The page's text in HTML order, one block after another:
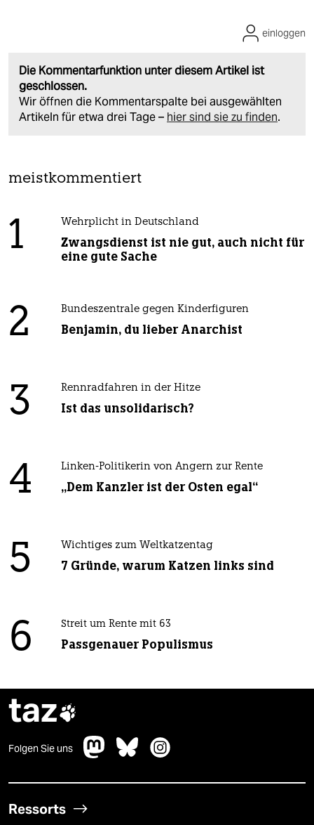
Die Kommentarfunktion unter diesem Artikel ist
geschlossen.
Wir öffnen die Kommentarspalte bei ausgewählten
Artikeln für etwa drei Tage – hier sind sie zu finden.
einloggen
meistkommentiert
1 Wehrplicht in Deutschland
Zwangsdienst ist nie gut, auch nicht für
eine gute Sache
2 Bundeszentrale gegen Kinderfiguren
Benjamin, du lieber Anarchist
3 Rennradfahren in der Hitze
Ist das unsolidarisch?
4 Linken-Politikerin von Angern zur Rente
„Dem Kanzler ist der Osten egal“
5 Wichtiges zum Weltkatzentag
7 Gründe, warum Katzen links sind
6 Streit um Rente mit 63
Passgenauer Populismus
taz
Folgen Sie uns
Ressorts